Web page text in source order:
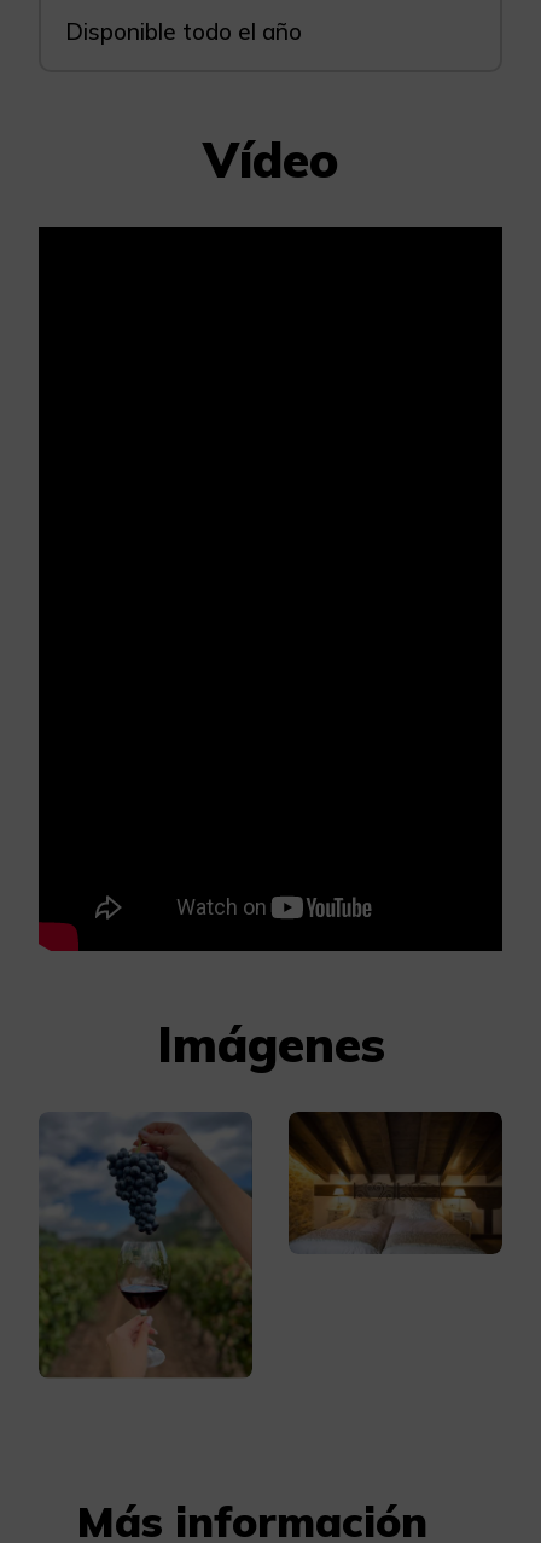
Disponible todo el año
Vídeo
Imágenes
Más información